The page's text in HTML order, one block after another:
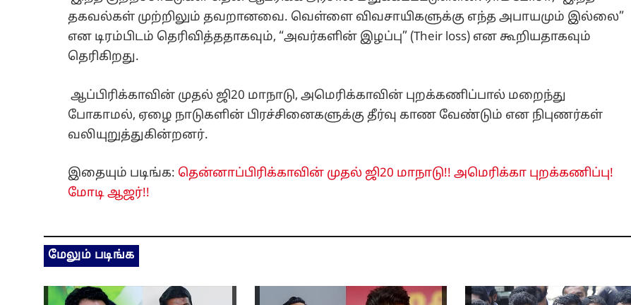
தகவல்கள் முற்றிலும் தவறானவை. வெள்ளை விவசாயிகளுக்கு எந்த அபாயமும் இல்லை”
என டிரம்பிடம் தெரிவித்ததாகவும், “அவர்களின் இழப்பு” (Their loss) என கூறியதாகவும்
தெரிகிறது.
ஆப்பிரிக்காவின் முதல் ஜி20 மாநாடு, அமெரிக்காவின் புறக்கணிப்பால் மறைந்து
போகாமல், ஏழை நாடுகளின் பிரச்சினைகளுக்கு தீர்வு காண வேண்டும் என நிபுணர்கள்
வலியுறுத்துகின்றனர்.
இதையும் படிங்க: தென்னாப்பிரிக்காவின் முதல் ஜி20 மாநாடு!! அமெரிக்கா புறக்கணிப்பு!
மோடி ஆஜர்!!
மேலும் படிங்க